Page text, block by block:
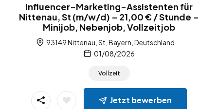
Influencer-Marketing-Assistenten für
Nittenau, St (m/w/d) – 21,00 € / Stunde –
Minijob, Nebenjob, Vollzeitjob
93149 Nittenau, St, Bayern, Deutschland
01/08/2026
Vollzeit
Jetzt bewerben